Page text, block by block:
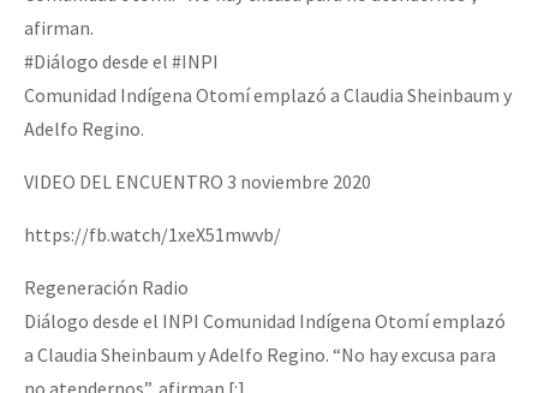
Semillero Guerra contra la Humanidad. (Las poblaciones y
la naturaleza bajo asedio)
Libros para descargar
COVID-19
Eventos
Contacto
afirman.
#Diálogo desde el #INPI
Comunidad Indígena Otomí emplazó a Claudia Sheinbaum y
Adelfo Regino.
VIDEO DEL ENCUENTRO 3 noviembre 2020
https://fb.watch/1xeX51mwvb/
Regeneración Radio
Diálogo desde el INPI Comunidad Indígena Otomí emplazó
a Claudia Sheinbaum y Adelfo Regino. “No hay excusa para
no atendernos”, afirman.[:]